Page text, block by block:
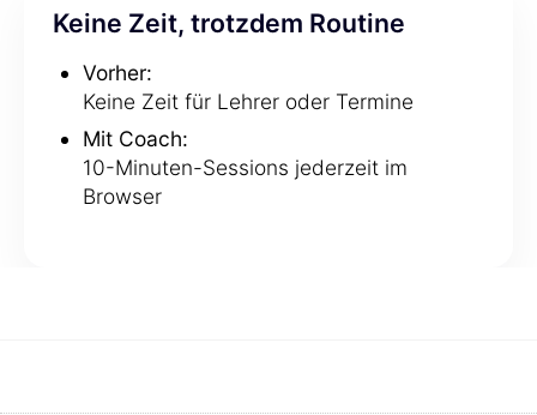
Keine Zeit, trotzdem Routine
Vorher:
Keine Zeit für Lehrer oder Termine
Mit Coach:
10-Minuten-Sessions jederzeit im
Browser